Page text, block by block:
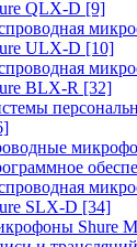
QLX-D [9]
ULX-D [10]
BLX-R [32]
SLX-D [34]
Shure